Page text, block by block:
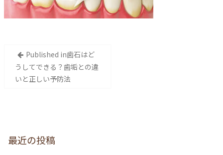
シ
Published in歯石はど
うしてできる？歯垢との違
いと正しい予防法
最近の投稿